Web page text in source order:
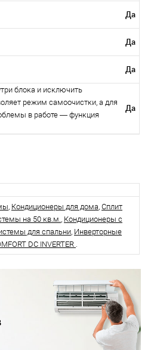
Да
Да
Да
блока и исключить
режим самоочистки, а для
в работе — функция
Да
, Кондиционеры для дома, Сплит
на 50 кв.м., Кондиционеры с
для спальни, Инверторные
DC INVERTER .